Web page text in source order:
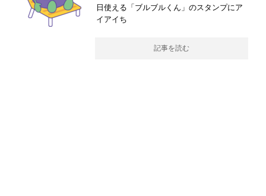
日使える「ブルブルくん」のスタンプにア
イアイち
記事を読む